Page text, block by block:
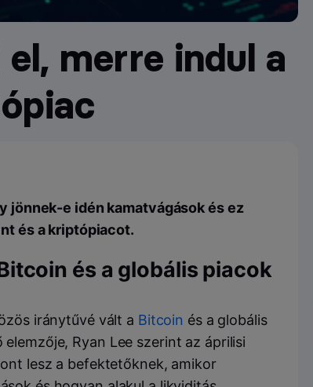
merre indul a
jönnek-e idén kamatvágások és ez
és a kriptópiacot.
és a globális piacok
iránytűvé vált a Bitcoin és a globális
elemzője, Ryan Lee szerint az áprilisi
lesz a befektetőknek, amikor